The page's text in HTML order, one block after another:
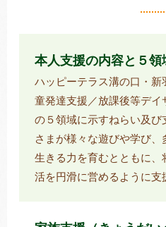
本人支援の内容と５領
ハッピーテラス溝の口・新
童発達支援／放課後等デイ
の５領域に示すねらい及
さまが様々な遊びや学び
生きる力を育むとともに、
活を円滑に営めるように支